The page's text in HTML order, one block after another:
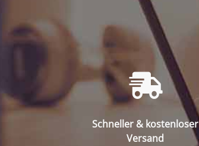
Schneller & kostenloser
Versand